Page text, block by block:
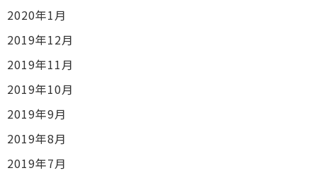
2020年1月
2019年12月
2019年11月
2019年10月
2019年9月
2019年8月
2019年7月